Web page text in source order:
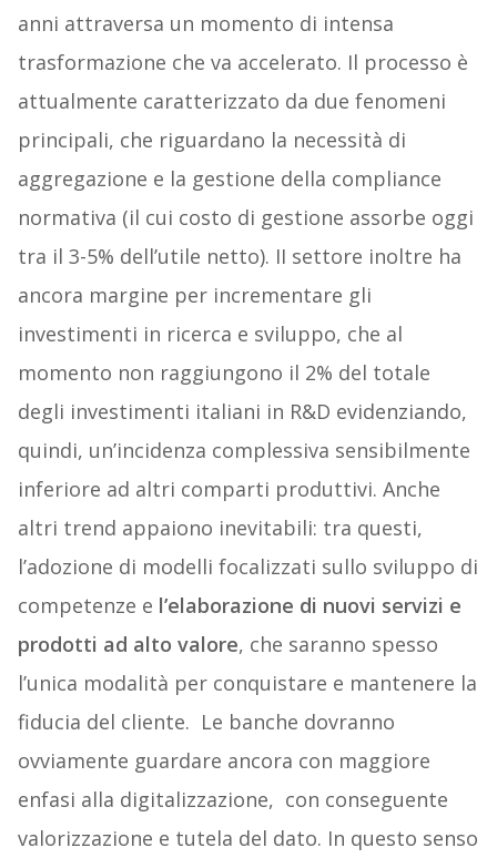
anni attraversa un momento di intensa
trasformazione che va accelerato. Il processo è
attualmente caratterizzato da due fenomeni
principali, che riguardano la necessità di
aggregazione e la gestione della compliance
normativa (il cui costo di gestione assorbe oggi
tra il 3-5% dell’utile netto). II settore inoltre ha
ancora margine per incrementare gli
investimenti in ricerca e sviluppo, che al
momento non raggiungono il 2% del totale
degli investimenti italiani in R&D evidenziando,
quindi, un’incidenza complessiva sensibilmente
inferiore ad altri comparti produttivi. Anche
altri trend appaiono inevitabili: tra questi,
l’adozione di modelli focalizzati sullo sviluppo di
competenze e l’elaborazione di nuovi servizi e
prodotti ad alto valore, che saranno spesso
l’unica modalità per conquistare e mantenere la
fiducia del cliente. Le banche dovranno
ovviamente guardare ancora con maggiore
enfasi alla digitalizzazione, con conseguente
valorizzazione e tutela del dato. In questo senso